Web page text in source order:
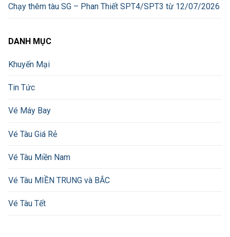
Chạy thêm tàu SG – Phan Thiết SPT4/SPT3 từ 12/07/2026
DANH MỤC
Khuyến Mại
Tin Tức
Vé Máy Bay
Vé Tàu Giá Rẻ
Vé Tàu Miền Nam
Vé Tàu MIỀN TRUNG và BẮC
Vé Tàu Tết